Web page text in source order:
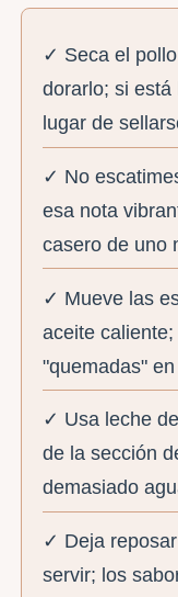
✓ Seca el
dorarlo; si está
lugar de
✓ No
esa nota
casero de uno
✓ Mueve las
aceite
"quemadas"
✓ Usa leche
de la sección
demasiado
✓ Deja
servir; los